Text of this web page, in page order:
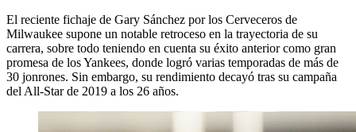
El reciente fichaje de Gary Sánchez por los Cerveceros de
Milwaukee supone un notable retroceso en la trayectoria de su
carrera, sobre todo teniendo en cuenta su éxito anterior como gran
promesa de los Yankees, donde logró varias temporadas de más de
30 jonrones. Sin embargo, su rendimiento decayó tras su campaña
del All-Star de 2019 a los 26 años.